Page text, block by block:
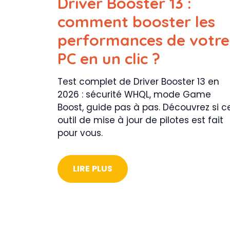
comment booster les
performances de votre
PC en un clic ?
Test complet de Driver Booster 13 en
2026 : sécurité WHQL, mode Game
Boost, guide pas à pas. Découvrez si
outil de mise à jour de pilotes est fait
pour vous.
LIRE PLUS